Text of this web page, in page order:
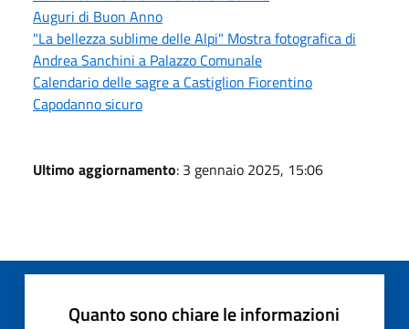
Auguri di Buon Anno
"La bellezza sublime delle Alpi" Mostra fotografica di
Andrea Sanchini a Palazzo Comunale
Calendario delle sagre a Castiglion Fiorentino
Capodanno sicuro
Ultimo aggiornamento: 3 gennaio 2025, 15:06
Quanto sono chiare le informazioni